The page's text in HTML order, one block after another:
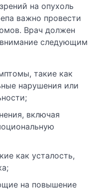
на опухоль
важно провести
Врач должен
внимание следующим
такие как
нарушения или
включая
как усталость,
на повышение